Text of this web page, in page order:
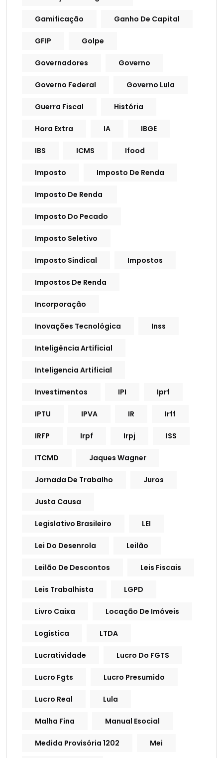
Gamificação Ganho De Capital
GFIP Golpe
Governadores Governo
Governo Federal Governo Lula
Guerra Fiscal História
Hora Extra IA IBGE
IBS ICMS Ifood
Imposto Imposto De Renda
Imposto De Renda
Imposto Do Pecado
Imposto Seletivo
Imposto Sindical Impostos
Impostos De Renda
Incorporação
Inovações Tecnológica Inss
Inteligência Artificial
Inteligencia Artificial
Investimentos IPI Iprf
IPTU IPVA IR Irff
IRFP Irpf Irpj ISS
ITCMD Jaques Wagner
Jornada De Trabalho Juros
Justa Causa
Legislativo Brasileiro LEI
Lei Do Desenrola Leilão
Leilão De Descontos Leis Fiscais
Leis Trabalhista LGPD
Livro Caixa Locação De Imóveis
Logística LTDA
Lucratividade Lucro Do FGTS
Lucro Fgts Lucro Presumido
Lucro Real Lula
Malha Fina Manual Esocial
Medida Provisória 1202 Mei